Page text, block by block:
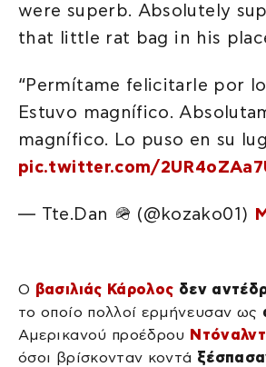
were superb. Absolutely
that little rat bag in his
“Permítame felicitarle por
Estuvo magnífico.
magnífico. Lo puso en su
pic.twitter.com/
— Tte.Dan 🪖 (@kozako01)
Ο βασιλιάς Κάρολος δεν
το οποίο πολλοί ερμήνευσαν ως
Αμερικανού προέδρου
όσοι βρίσκονταν κοντά